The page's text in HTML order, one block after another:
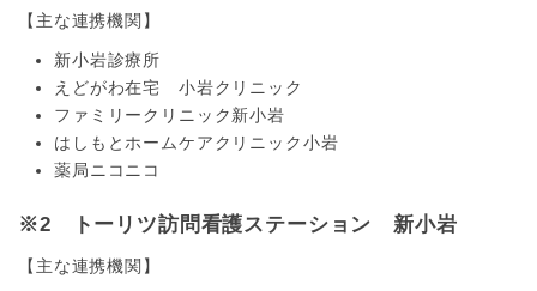
【主な連携機関】
新小岩診療所
えどがわ在宅 小岩クリニック
ファミリークリニック新小岩
はしもとホームケアクリニック小岩
薬局ニコニコ
※2 トーリツ訪問看護ステーション 新小岩
【主な連携機関】